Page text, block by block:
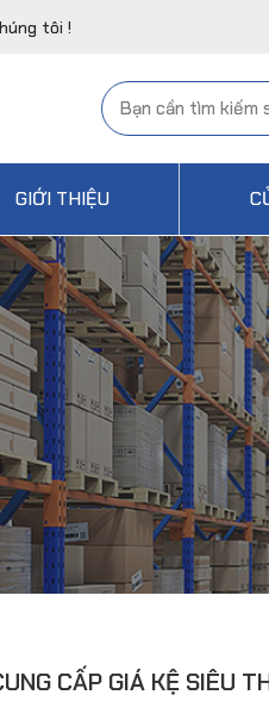
tôi !
GIỚI THIỆU
CẤP GIÁ KỆ SIÊU